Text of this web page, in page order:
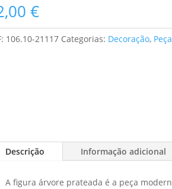
€
106.10-21117 Categorias: Decoração,
Descrição Informação adicional
A figura árvore prateada é a peça